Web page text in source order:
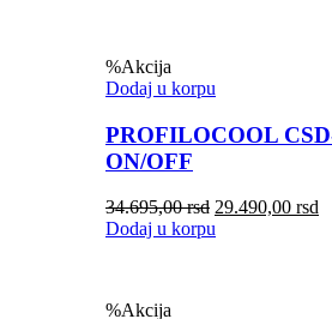
%Akcija
Dodaj u korpu
PROFILOCOOL
ON/OFF
34.695,00rsd 29.490,00 rsd
Dodaj u korpu
%Akcija